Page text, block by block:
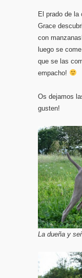
El prado de
Grace
con
luego se
que se las
empacho!
Os dejamos
gusten!
La dueña y